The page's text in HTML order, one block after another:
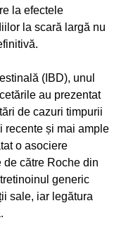
la efectele
la scară largă nu
(IBD), unul
au prezentat
de cazuri timpurii
recente și mai ample
o asociere
de către Roche din
generic
sale, iar legătura